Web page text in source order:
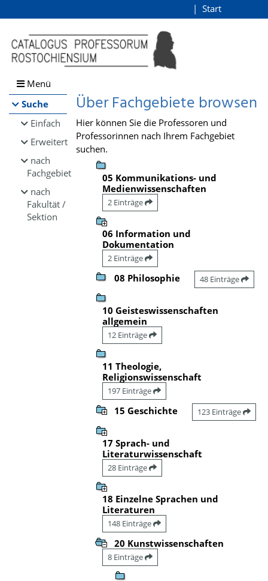
Browsen
direkt zum Inhalt
Start
Menü
Suche
Einfach
Erweitert
nach
Fachgebiet
nach
Fakultät /
Sektion
Über Fachgebiete browsen
Hier können Sie die Professoren und
Professorinnen nach Ihrem Fachgebiet
suchen.
05 Kommunikations- und
Medienwissenschaften
2 Einträge
06 Information und
Dokumentation
2 Einträge
08 Philosophie 48 Einträge
10 Geisteswissenschaften
allgemein
12 Einträge
11 Theologie,
Religionswissenschaft
197 Einträge
15 Geschichte 123 Einträge
17 Sprach- und
Literaturwissenschaft
28 Einträge
18 Einzelne Sprachen und
Literaturen
148 Einträge
20 Kunstwissenschaften
8 Einträge